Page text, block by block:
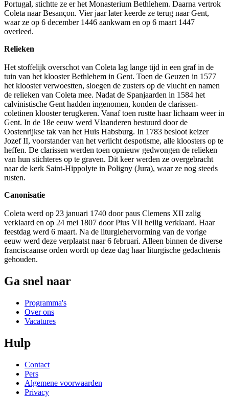
Portugal, stichtte ze er het Monasterium Bethlehem. Daarna vertrok
Coleta naar Besançon. Vier jaar later keerde ze terug naar Gent,
waar ze op 6 december 1446 aankwam en op 6 maart 1447
overleed.
Relieken
Het stoffelijk overschot van Coleta lag lange tijd in een graf in de
tuin van het klooster Bethlehem in Gent. Toen de Geuzen in 1577
het klooster verwoestten, sloegen de zusters op de vlucht en namen
de relieken van Coleta mee. Nadat de Spanjaarden in 1584 het
calvinistische Gent hadden ingenomen, konden de clarissen-
coletinen klooster terugkeren. Vanaf toen rustte haar lichaam weer in
Gent. In de 18e eeuw werd Vlaanderen bestuurd door de
Oostenrijkse tak van het Huis Habsburg. In 1783 besloot keizer
Jozef II, voorstander van het verlicht despotisme, alle kloosters op te
heffen. De clarissen werden toen opnieuw gedwongen de relieken
van hun stichteres op te graven. Dit keer werden ze overgebracht
naar de kerk Saint-Hippolyte in Poligny (Jura), waar ze nog steeds
rusten.
Canonisatie
Coleta werd op 23 januari 1740 door paus Clemens XII zalig
verklaard en op 24 mei 1807 door Pius VII heilig verklaard. Haar
feestdag werd 6 maart. Na de liturgiehervorming van de vorige
eeuw werd deze verplaatst naar 6 februari. Alleen binnen de diverse
franciscaanse orden wordt op deze dag haar liturgische gedachtenis
gehouden.
Ga snel naar
Programma's
Over ons
Vacatures
Hulp
Contact
Pers
Algemene voorwaarden
Privacy